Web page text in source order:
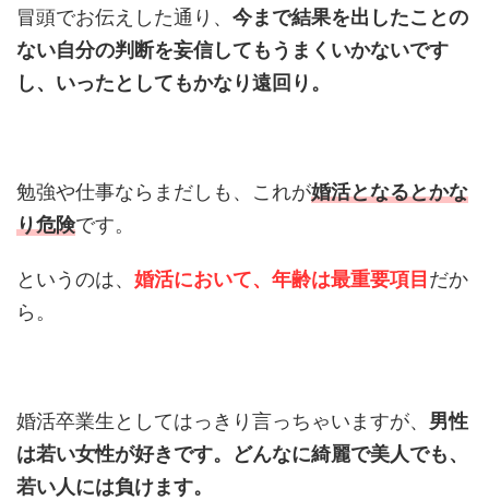
冒頭でお伝えした通り、 今まで結果を出したことの
ない自分の判断を妄信してもうまくいかないです
し、いったとしてもかなり遠回り。
勉強や仕事ならまだしも、これが婚活となるとかな
り危険です。
というのは、 婚活において、年齢は最重要項目 だか
ら。
婚活卒業生としてはっきり言っちゃいますが、 男性
は若い女性が好きです。どんなに綺麗で美人でも、
若い人には負けます。